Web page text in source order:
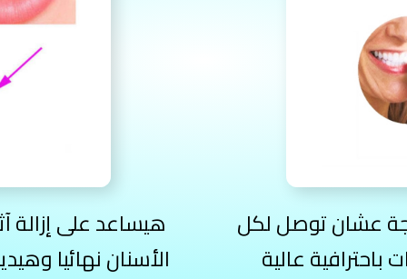
هيساعد على إزالة
الأسنان نهائيا
وبتدور بزاوية 360 درجة عشان توصل لكل
عالية